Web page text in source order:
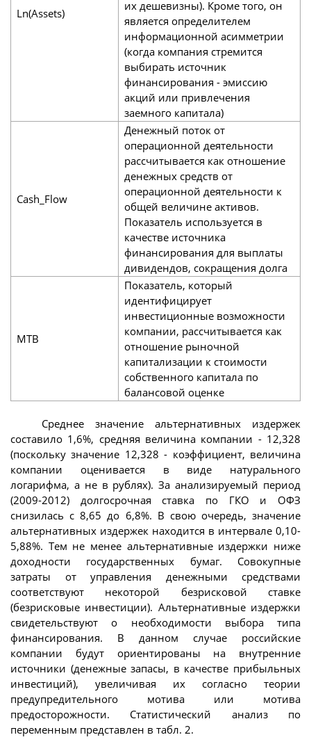
Ln(Assets)
их дешевизны). Кроме того, он
является определителем
информационной асимметрии
(когда компания стремится
выбирать источник
финансирования - эмиссию
акций или привлечения
заемного капитала)
Cash_Flow
Денежный поток от
операционной деятельности
рассчитывается как отношение
денежных средств от
операционной деятельности к
общей величине активов.
Показатель используется в
качестве источника
финансирования для выплаты
дивидендов, сокращения долга
MTB
Показатель, который
идентифицирует
инвестиционные возможности
компании, рассчитывается как
отношение рыночной
капитализации к стоимости
собственного капитала по
балансовой оценке
Среднее значение альтернативных издержек
составило 1,6%, средняя величина компании - 12,328
(поскольку значение 12,328 - коэффициент, величина
компании оценивается в виде натурального
логарифма, а не в рублях). За анализируемый период
(2009-2012) долгосрочная ставка по ГКО и ОФЗ
снизилась с 8,65 до 6,8%. В свою очередь, значение
альтернативных издержек находится в интервале 0,10-
5,88%. Тем не менее альтернативные издержки ниже
доходности государственных бумаг. Совокупные
затраты от управления денежными средствами
соответствуют некоторой безрисковой ставке
(безрисковые инвестиции). Альтернативные издержки
свидетельствуют о необходимости выбора типа
финансирования. В данном случае российские
компании будут ориентированы на внутренние
источники (денежные запасы, в качестве прибыльных
инвестиций), увеличивая их согласно теории
предупредительного мотива или мотива
предосторожности. Статистический анализ по
переменным представлен в табл. 2.